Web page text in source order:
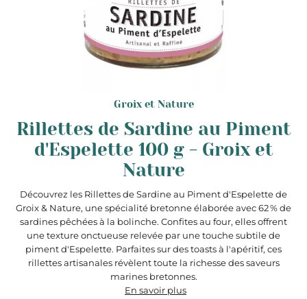
Groix et Nature
Rillettes de Sardine au Piment
d'Espelette 100 g - Groix et
Nature
Découvrez les Rillettes de Sardine au Piment d'Espelette de
Groix & Nature, une spécialité bretonne élaborée avec 62 % de
sardines pêchées à la bolinche. Confites au four, elles offrent
une texture onctueuse relevée par une touche subtile de
piment d'Espelette. Parfaites sur des toasts à l'apéritif, ces
rillettes artisanales révèlent toute la richesse des saveurs
marines bretonnes.​
En savoir plus